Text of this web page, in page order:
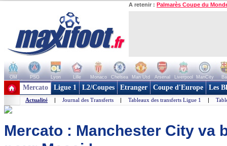
A retenir : Palmarès Coupe du
OM PSG Lyon Lille Monaco Chelsea Man Utd Arsenal Liverpool ManCity
+ de clubs
Mercato Ligue 1 L2/Coupes Etranger Coupe d'Europe Les
Actualité | Journal des Transferts | Tableaux des transferts Ligue 1 |
Mercato : Manchester City va